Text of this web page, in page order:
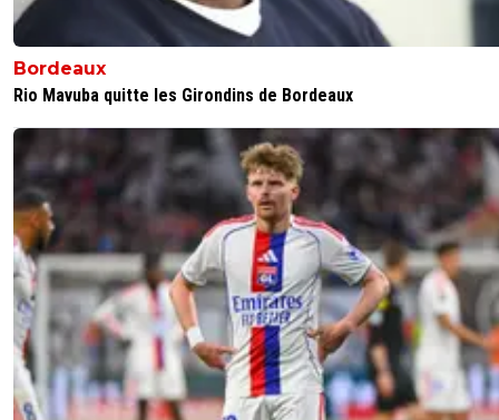
Bordeaux
Rio Mavuba quitte les Girondins de Bordeaux